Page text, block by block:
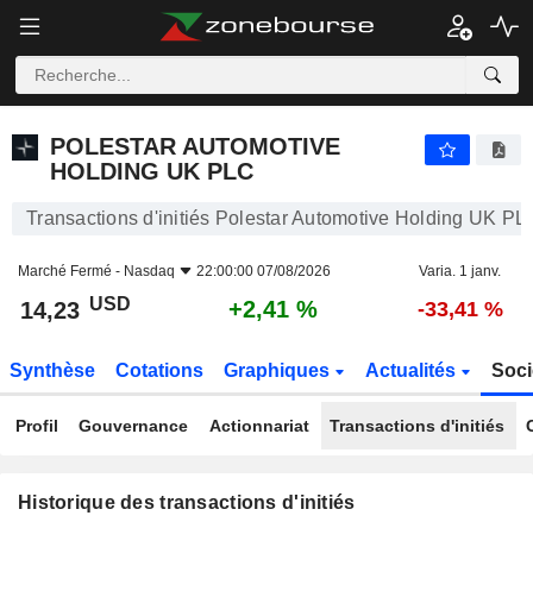
POLESTAR AUTOMOTIVE HOLDING UK PLC
POLESTAR AUTOMOTIVE
HOLDING UK PLC
Transactions d'initiés Polestar Automotive Holding UK
Marché Fermé - Nasdaq 22:00:00 07/08/2026 Varia. 1 janv.
14,23 USD +2,41 % -33,41 %
Synthèse Cotations Graphiques Actualités
Profil Gouvernance Actionnariat Transactions d'initiés
Historique des transactions d'initiés